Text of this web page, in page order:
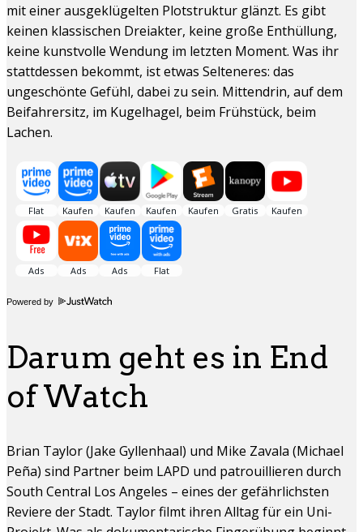
mit einer ausgeklügelten Plotstruktur glänzt. Es gibt
keinen klassischen Dreiakter, keine große Enthüllung,
keine kunstvolle Wendung im letzten Moment. Was ihr
stattdessen bekommt, ist etwas Selteneres: das
ungeschönte Gefühl, dabei zu sein. Mittendrin, auf dem
Beifahrersitz, im Kugelhagel, beim Frühstück, beim
Lachen.
Powered by
Darum geht es in End
of Watch
Brian Taylor (Jake Gyllenhaal) und Mike Zavala (Michael
Peña) sind Partner beim LAPD und patrouillieren durch
South Central Los Angeles – eines der gefährlichsten
Reviere der Stadt. Taylor filmt ihren Alltag für ein Uni-